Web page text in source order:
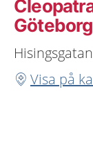
Göteborg
Visa på